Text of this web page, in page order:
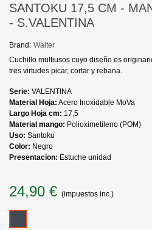
SANTOKU 17,5 CM -
- S.VALENTINA
Brand: Walter
Cuchillo multiusos cuyo diseño es
tres virtudes picar, cortar y rebana.
Serie: VALENTINA
Material Hoja: Acero Inoxidable MoVa
Largo Hoja cm: 17,5
Material mango: Polioximetileno (POM)
Uso: Santoku
Color: Negro
Presentacion: Estuche unidad
24,90 € (impuestos inc.)